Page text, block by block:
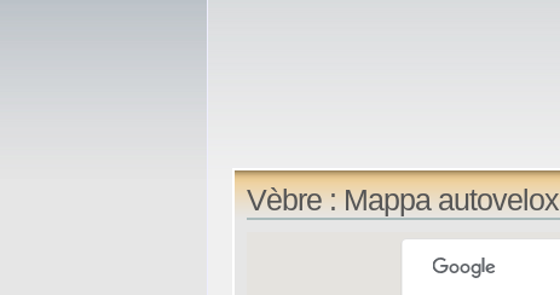
Vèbre : Mappa autovelox